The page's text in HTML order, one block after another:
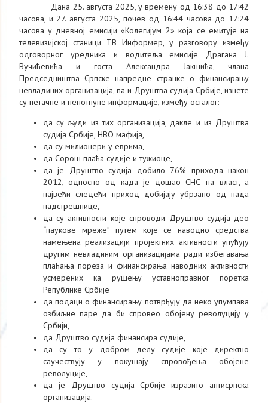
Дана 25. августа 2025, у времену од 16:38 до 17:42
часова, и 27. августа 2025, почев од 16:44 часова до 17:24
часова у дневној емисији «Колегијум 2» која се емитује на
телевизијској станици ТВ Информер, у разговору између
одговорног уредника и водитеља емисије Драгана Ј.
Вучићевића и госта Александра Јакшића, члана
Председништва Српске напредне странке о финансирању
невладиних организација, па и Друштва судија Србије, изнете
су нетачне и непотпуне информације, између осталог:
да су људи из тих организација, дакле и из Друштва
судија Србије, НВО мафија,
да су милионери у еврима,
да Сорош плаћа судије и тужиоце,
да је Друштво судија добило 76% прихода након
2012, односно од када је дошао СНС на власт, а
највећи следећи приход добијају убрзано од пада
надстрешнице,
да су активности које спроводи Друштво судија део
“паукове мреже” путем које се наводно средства
намењена реализацији пројектних активности упућују
другим нeвладиним организацијама ради избегавања
плаћања пореза и финансирања наводних активности
усмерених ка рушењу уставноправног поретка
Републике Србије
да подаци о финансирању потврђују да неко упумпава
озбиљне паре да би спровео обојену револуцију у
Србији,
да Друштво судија финансира судије,
да су то у добром делу судије које директно
саучествују у покушају спровођења обојене
револуције,
да је Друштво судија Србије изразито антисрпска
организација.